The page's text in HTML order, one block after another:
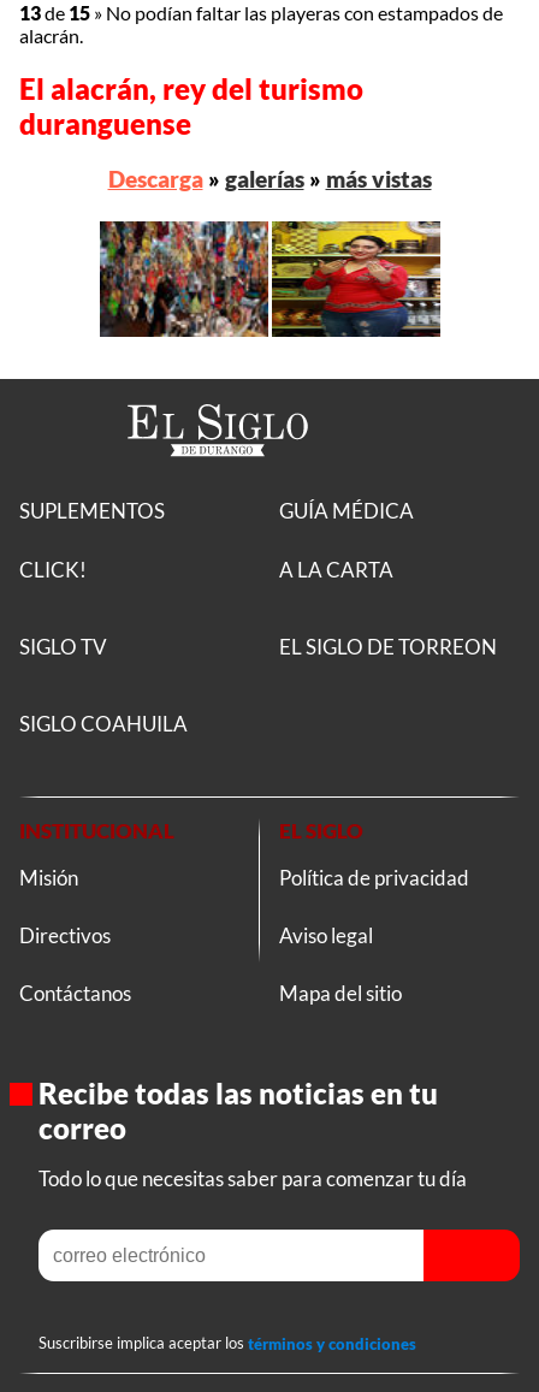
13de 15 » No podían faltar las playeras con estampados de
alacrán.
El alacrán, rey del turismo
duranguense
Descarga» galerías» más vistas
SUPLEMENTOS
CLICK!
GUÍA MÉDICA
A LA CARTA
SIGLO TV EL SIGLO DE TORREON
SIGLO COAHUILA
INSTITUCIONAL
Misión
Directivos
Contáctanos
EL SIGLO
Política de privacidad
Aviso legal
Mapa del sitio
Recibe todas las noticias en tu
correo
Todo lo que necesitas saber para comenzar tu día
Suscribirse implica aceptar los términos y condiciones